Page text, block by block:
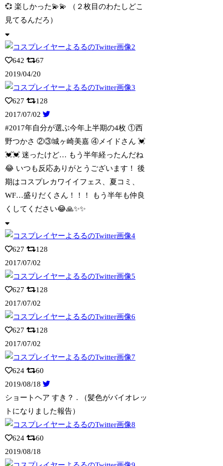
💞 楽しかった💫💫 （２枚目のわたしどこ
見てるんだろ）
642
67
2019/04/20
627
128
2017/07/02
#2017年自分が選ぶ今年上半期の4枚 ①西
野つかさ ②③城ヶ崎美嘉 ④メイド さん 💓
💓💓 迷ったけど… もう半年経ったんだね
😂 いつも反応ありがとうございます！ 後
期はコスプレカワイイフェス、夏コミ、
WF…盛りだくさん！！！ もう半年も仲良
くしてください😂🙏✨✨
627
128
2017/07/02
627
128
2017/07/02
627
128
2017/07/02
624
60
2019/08/18
ショートヘア すき？ . （髪色がバイオレッ
トになりました報告）
624
60
2019/08/18